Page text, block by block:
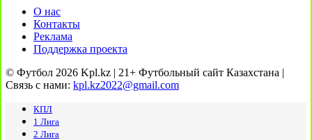
О нас
Контакты
Реклама
Поддержка проекта
© Футбол 2026 Kpl.kz | 21+ Футбольный сайт Казахстана |
Связь с нами: kpl.kz2022@gmail.com
КПЛ
1 Лига
2 Лига